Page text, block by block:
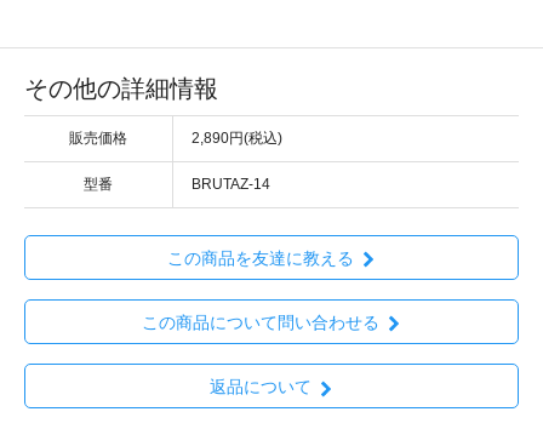
その他の詳細情報
販売価格 2,890円(税込)
型番 BRUTAZ-14
この商品を友達に教える
この商品について問い合わせる
返品について